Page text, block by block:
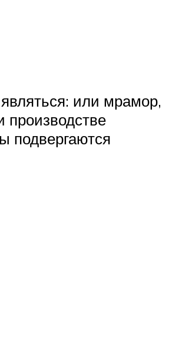
или мрамор,
производстве
подвергаются